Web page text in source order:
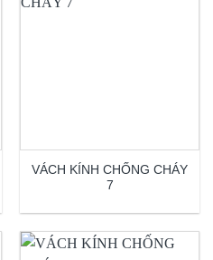
VÁCH KÍNH CHỐNG CHÁY
7